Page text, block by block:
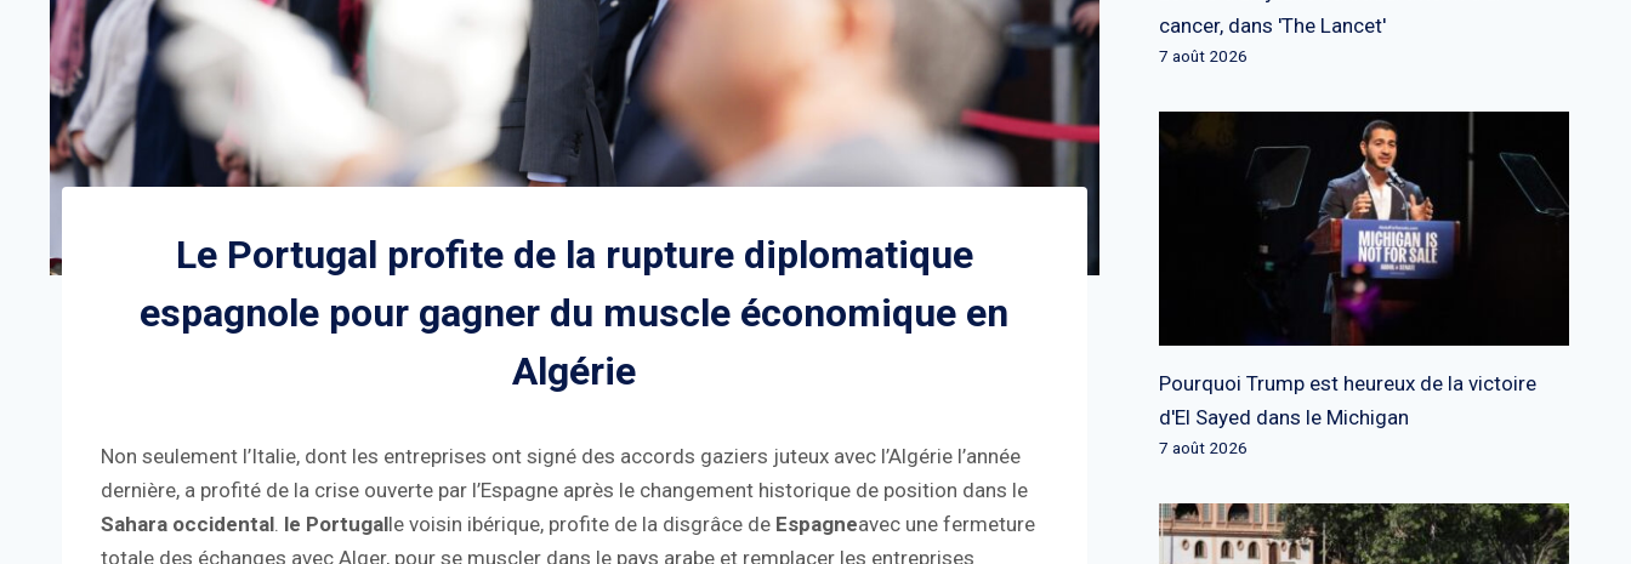
Le Portugal profite de la rupture diplomatique
espagnole pour gagner du muscle économique en
Algérie
Non seulement l’Italie, dont les entreprises ont signé des accords gaziers juteux avec l’Algérie l’année
dernière, a profité de la crise ouverte par l’Espagne après le changement historique de position dans le
Sahara occidental. le Portugalle voisin ibérique, profite de la disgrâce de Espagneavec une fermeture
totale des échanges avec Alger, pour se muscler dans le pays arabe et remplacer les entreprises
cancer, dans 'The Lancet'
7 août 2026
Pourquoi Trump est heureux de la victoire
d'El Sayed dans le Michigan
7 août 2026